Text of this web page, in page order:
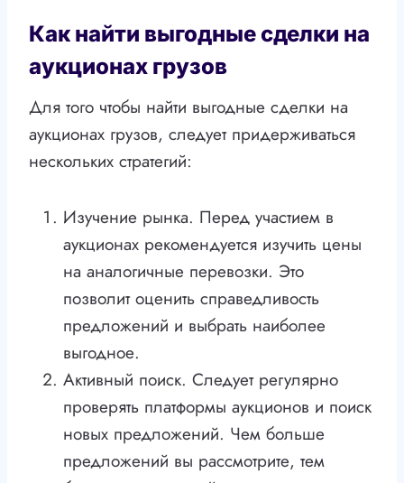
Как найти выгодные сделки на
аукционах грузов
Для того чтобы найти выгодные сделки на
аукционах грузов, следует придерживаться
нескольких стратегий:
Изучение рынка. Перед участием в
аукционах рекомендуется изучить цены
на аналогичные перевозки. Это
позволит оценить справедливость
предложений и выбрать наиболее
выгодное.
Активный поиск. Следует регулярно
проверять платформы аукционов и поиск
новых предложений. Чем больше
предложений вы рассмотрите, тем